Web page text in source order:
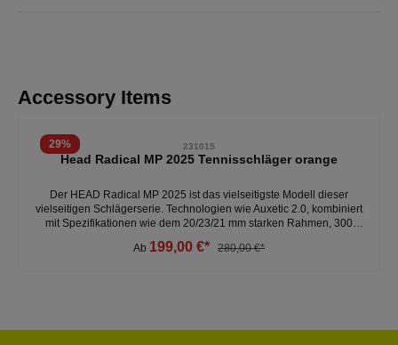
Produktgalerie überspringen
Accessory Items
29% 231015
Head Radical MP 2025 Tennisschläger orange
Der HEAD Radical MP 2025 ist das vielseitigste Modell dieser
vielseitigen Schlägerserie. Technologien wie Auxetic 2.0, kombiniert
mit Spezifikationen wie dem 20/23/21 mm starken Rahmen, 300
Kopfgröße von 98 Quadratzoll, sorgen für die ultimative Balance
Ab 199,00 €* 280,00 €*